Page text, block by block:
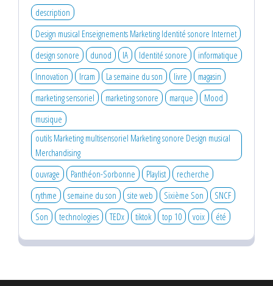
description
Design musical Enseignements Marketing Identité sonore Internet
design sonore
dunod IA Identité sonore
informatique
Innovation
Ircam La semaine du son livre
magasin
marketing sensoriel
marketing sonore marque
Mood
musique
outils Marketing multisensoriel Marketing sonore Design musical
Merchandising
ouvrage
Panthéon-Sorbonne Playlist
recherche
rythme
semaine du son site web Sixième Son
SNCF
Son
technologies TEDx tiktok top 10 voix été